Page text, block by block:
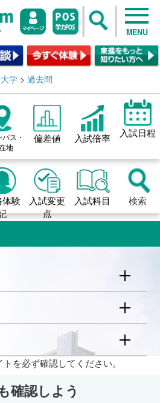
MENU
学 > 過去問
ス・
地
偏差値 入試倍率 入試日程
験
入試変更
点
入試科目 検索
を必ず確認してください。
確認しよう